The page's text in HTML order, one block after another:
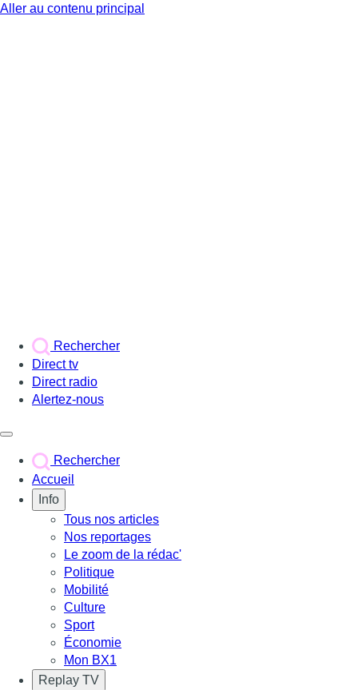
Aller au contenu principal
Rechercher
Direct tv
Direct radio
Alertez-nous
Rechercher
Accueil
Info
Tous nos articles
Nos reportages
Le zoom de la rédac'
Politique
Mobilité
Culture
Sport
Économie
Mon BX1
Replay TV